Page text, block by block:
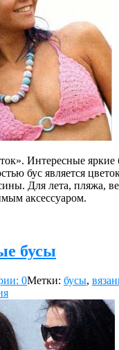
Интересные яркие
бус является
Для лета, пляжа,
аксессуаром.
бусы
0Метки: бусы,